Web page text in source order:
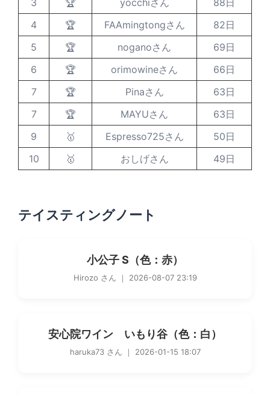
4
🏆 FAAmingtongさん
82日
5
🏆 noganoさん
69日
6
🏆 orimowineさん
66日
7
🏆 Pinaさん
63日
7
🏆 MAYUさん
63日
9
🥇 Espresso725さん
50日
10
🥇 おしげさん 49日
テイスティングノート
小公子 S（色：赤）
Hirozo さん ｜ 2026-08-07 23:19
安心院ワイン いもり谷（色：白）
haruka73 さん ｜ 2026-01-15 18:07